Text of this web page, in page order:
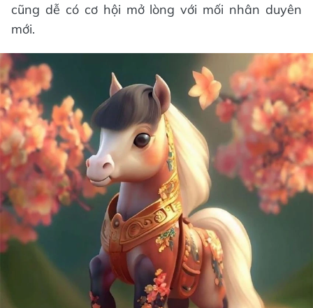
cũng dễ có cơ hội mở lòng với mối nhân duyên
mới.